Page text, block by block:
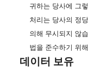
귀하는 당사에 그
처리는 당사의 정
의해 무시되지 않
법을 준수하기 위해
데이터 보유